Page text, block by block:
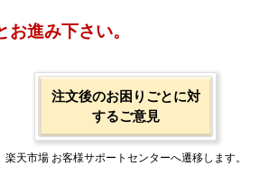
進み下さい。
注文後のお困りごとに対
するご意見
楽天市場 お客様サポートセンターへ遷移します。